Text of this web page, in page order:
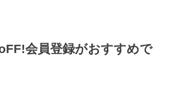
会員登録がおすすめで